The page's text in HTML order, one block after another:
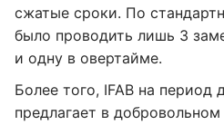
сжатые сроки. По
было проводить лишь 3
и одну в овертайме.
Более того, IFAB на период
предлагает в